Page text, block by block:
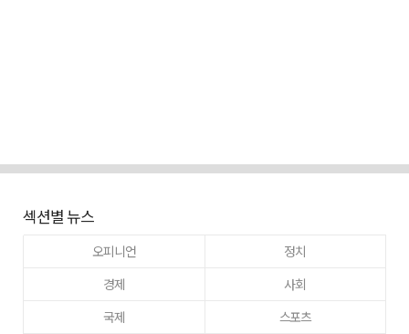
섹션별 뉴스
오피니언
정치
경제
사회
국제
스포츠